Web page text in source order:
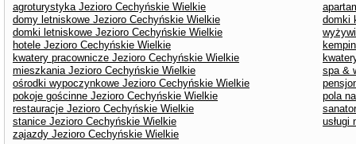
agroturystyka Jezioro Cechyńskie Wielkie
domy letniskowe Jezioro Cechyńskie Wielkie
domki
domki letniskowe Jezioro Cechyńskie Wielkie
hotele Jezioro Cechyńskie Wielkie
kwatery pracownicze Jezioro Cechyńskie Wielkie
mieszkania Jezioro Cechyńskie Wielkie
spa &
ośrodki wypoczynkowe Jezioro Cechyńskie Wielkie
pokoje gościnne Jezioro Cechyńskie Wielkie
pola
restauracje Jezioro Cechyńskie Wielkie
stanice Jezioro Cechyńskie Wielkie
usługi
zajazdy Jezioro Cechyńskie Wielkie